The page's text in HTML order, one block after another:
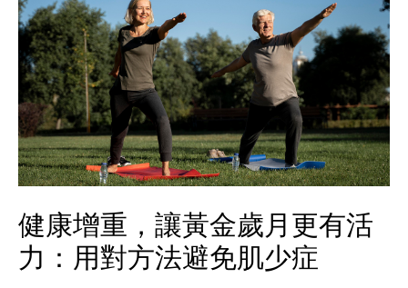
健康增重，讓黃金歲月更有活
力：用對方法避免肌少症